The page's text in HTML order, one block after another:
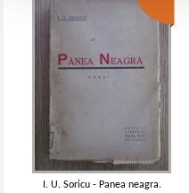
8,00Lei
Adaugă în coș
I. U. Soricu - Panea neagra.